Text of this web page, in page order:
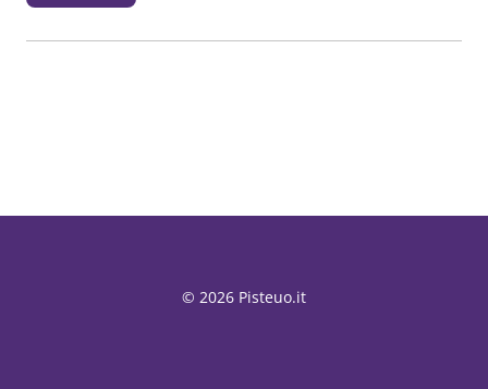
© 2026 Pisteuo.it